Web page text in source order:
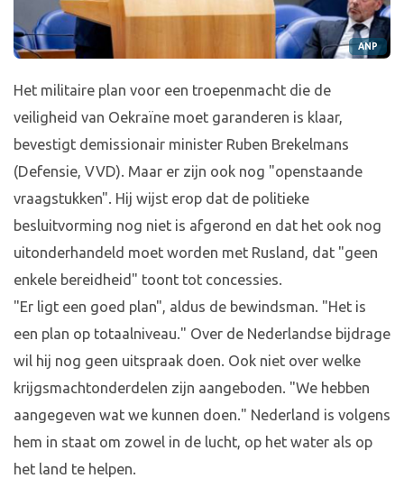
ANP
Het militaire plan voor een troepenmacht die de
veiligheid van Oekraïne moet garanderen is klaar,
bevestigt demissionair minister Ruben Brekelmans
(Defensie, VVD). Maar er zijn ook nog "openstaande
vraagstukken". Hij wijst erop dat de politieke
besluitvorming nog niet is afgerond en dat het ook nog
uitonderhandeld moet worden met Rusland, dat "geen
enkele bereidheid" toont tot concessies.
"Er ligt een goed plan", aldus de bewindsman. "Het is
een plan op totaalniveau." Over de Nederlandse bijdrage
wil hij nog geen uitspraak doen. Ook niet over welke
krijgsmachtonderdelen zijn aangeboden. "We hebben
aangegeven wat we kunnen doen." Nederland is volgens
hem in staat om zowel in de lucht, op het water als op
het land te helpen.